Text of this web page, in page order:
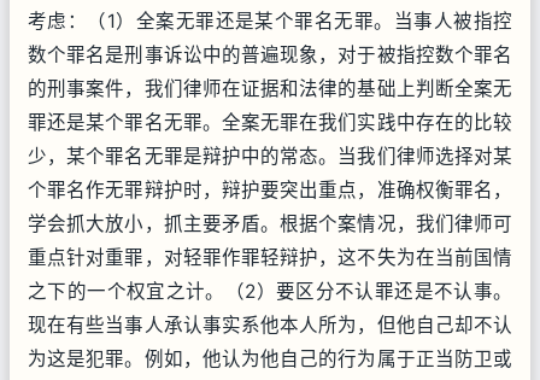
考虑：（1）全案无罪还是某个罪名无罪。当事人被指控
数个罪名是刑事诉讼中的普遍现象，对于被指控数个罪名
的刑事案件，我们律师在证据和法律的基础上判断全案无
罪还是某个罪名无罪。全案无罪在我们实践中存在的比较
少，某个罪名无罪是辩护中的常态。当我们律师选择对某
个罪名作无罪辩护时，辩护要突出重点，准确权衡罪名，
学会抓大放小，抓主要矛盾。根据个案情况，我们律师可
重点针对重罪，对轻罪作罪轻辩护，这不失为在当前国情
之下的一个权宜之计。（2）要区分不认罪还是不认事。
现在有些当事人承认事实系他本人所为，但他自己却不认
为这是犯罪。例如，他认为他自己的行为属于正当防卫或